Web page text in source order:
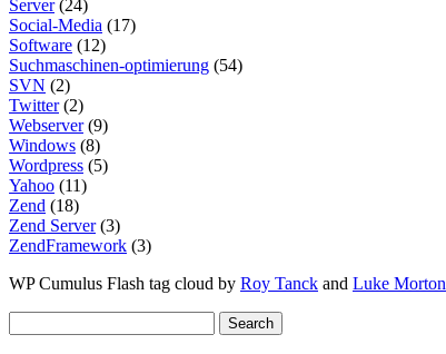
Server(24)
Social-Media (17)
Software (12)
Suchmaschinen-optimierung (54)
SVN (2)
Twitter(2)
Webserver(9)
Windows (8)
Wordpress (5)
Yahoo (11)
Zend (18)
Zend Server(3)
ZendFramework (3)
WP Cumulus Flash tag cloud by Roy Tanck and Luke Morton